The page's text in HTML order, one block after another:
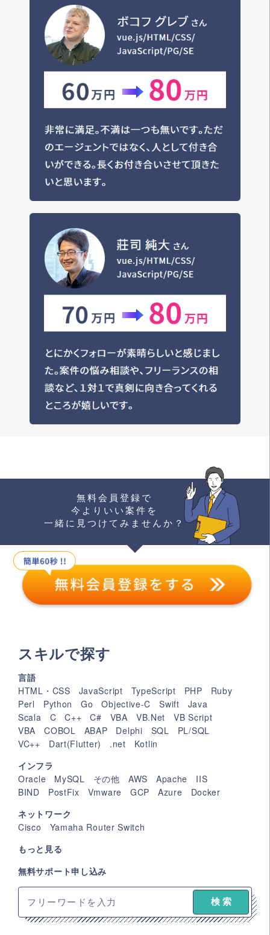
無料会員登録で
今よりいい案件を
一緒に見つけてみませんか？
スキルで探す
言語
HTML・CSS
JavaScript TypeScript PHP
Ruby
Perl
Python Go Objective-C Swift
Java
Scala
C C++ C# VBA VB.Net
VB Script
VBA
COBOL ABAP Delphi SQL
PL/SQL
VC++
Dart(Flutter) .net
Kotlin
インフラ
Oracle
MySQL その他 AWS Apache
IIS
BIND
PostFix Vmware GCP Azure
Docker
ネットワーク
Cisco
Yamaha Router Switch
もっと見る
無料サポート申し込み